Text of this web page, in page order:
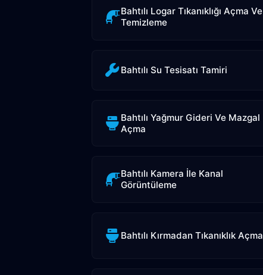
Bahtılı Logar Tıkanıklığı Açma Ve
Temizleme
Bahtılı Su Tesisatı Tamiri
Bahtılı Yağmur Gideri Ve Mazgal
Açma
Bahtılı Kamera İle Kanal
Görüntüleme
Bahtılı Kırmadan Tıkanıklık Açma